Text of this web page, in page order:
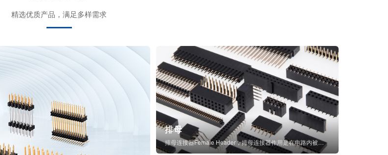
精选优质产品，满足多样需求
排母
排母连接器Female Header，排母连接器作用是在电路内被阻断处或孤立不通...